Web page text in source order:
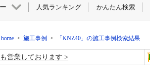
> 施工事例 > 「KNZ40」の施工事例検索結果
営業しております
人気ランキング かんたん検索